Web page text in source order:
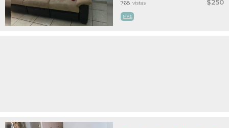
$250
MAS
768 vistas